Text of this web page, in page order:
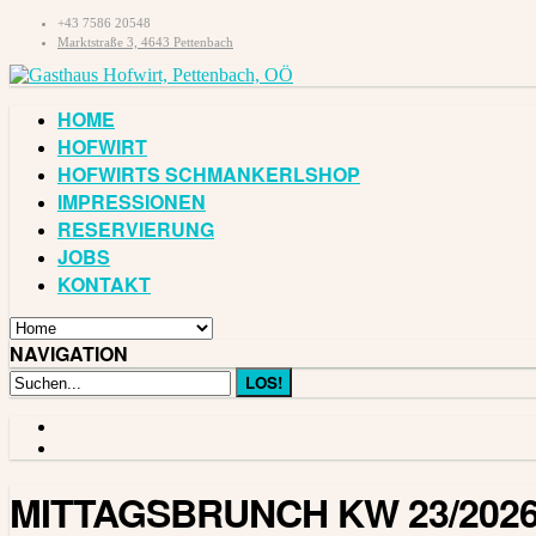
+43 7586 20548
Marktstraße 3, 4643 Pettenbach
HOME
HOFWIRT
HOFWIRTS SCHMANKERLSHOP
IMPRESSIONEN
RESERVIERUNG
JOBS
KONTAKT
NAVIGATION
MITTAGSBRUNCH KW 23/